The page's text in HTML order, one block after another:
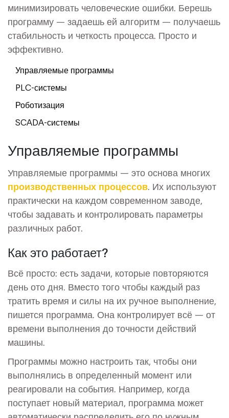
минимизировать человеческие ошибки. Берешь
программу — задаешь ей алгоритм — получаешь
стабильность и четкость процесса. Просто и
эффективно.
Управляемые программы
PLC-системы
Роботизация
SCADA-системы
Управляемые программы
Управляемые программы — это основа многих
производственных процессов. Их используют
практически на каждом современном заводе,
чтобы задавать и контролировать параметры
различных работ.
Как это работает?
Всё просто: есть задачи, которые повторяются
день ото дня. Вместо того чтобы каждый раз
тратить время и силы на их ручное выполнение,
пишется программа. Она контролирует всё — от
времени выполнения до точности действий
машины.
Программы можно настроить так, чтобы они
выполнялись в определенный момент или
реагировали на события. Например, когда
поступает новый материал, программа может